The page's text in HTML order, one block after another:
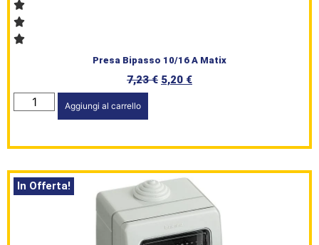
Presa Bipasso 10/16 A Matix
7,23€ 5,20 €
Aggiungi al carrello
In Offerta!